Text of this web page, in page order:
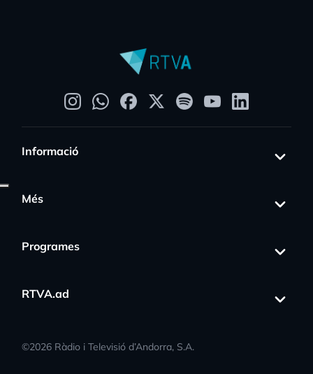
Informació
Més
Programes
RTVA.ad
©2026 Ràdio i Televisió d’Andorra, S.A.